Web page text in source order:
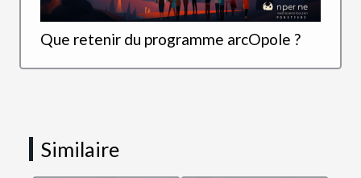
Que retenir du programme arcOpole ?
Similaire